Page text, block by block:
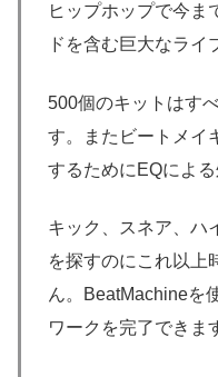
ヒップホップで今ま
ドを含む巨大なライ
500個のキットはす
す。またビートメイ
するためにEQによ
キック、スネア、ハ
を探すのにこれ以上
ん。BeatMachineを
ワークを完了できま